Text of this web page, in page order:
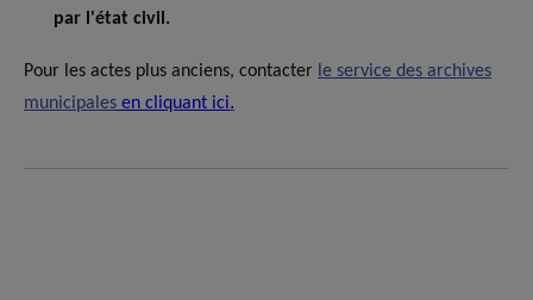
par l'état civil.
Pour les actes plus anciens, contacter le service des archives
municipales en cliquant ici.